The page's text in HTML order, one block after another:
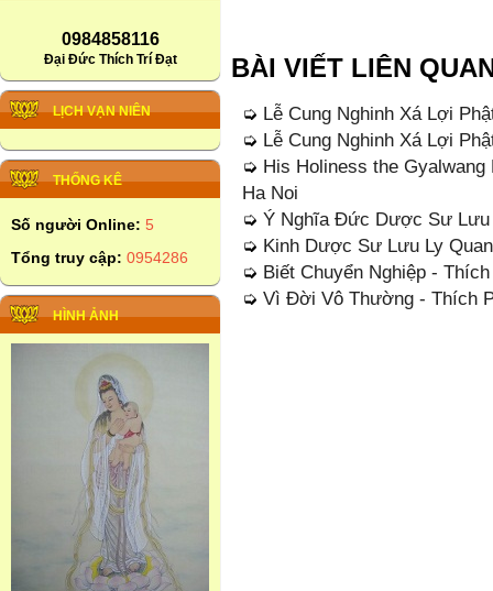
0984858116
Đại Đức Thích Trí Đạt
LỊCH VẠN NIÊN
THỐNG KÊ
Số người Online: 5
Tổng truy cập: 0954286
HÌNH ẢNH
BÀI VIẾT LIÊN
➭ Lễ Cung Nghinh Xá Lợi
➭ Lễ Cung Nghinh Xá Lợi
➭ His Holiness the
Ha Noi
➭ Ý Nghĩa Đức Dược Sư Lưu
➭ Kinh Dược Sư Lưu Ly
➭ Biết Chuyển Nghiệp -
➭ Vì Đời Vô Thường - Thích